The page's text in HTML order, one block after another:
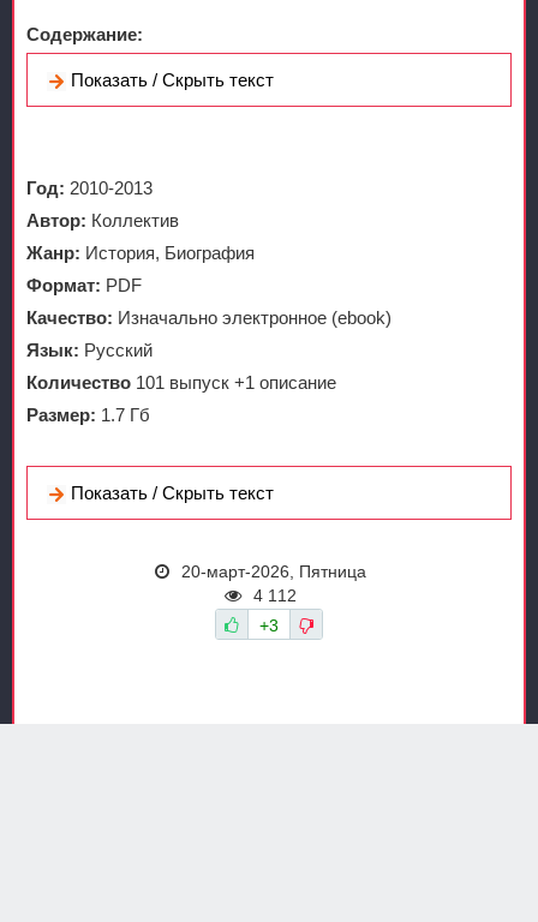
Содержание:
Показать / Скрыть текст
Год: 2010-2013
Автор: Коллектив
Жанр: История, Биография
Формат: PDF
Качество: Изначально электронное (ebook)
Язык: Русский
Количество 101 выпуск +1 описание
Размер: 1.7 Гб
Показать / Скрыть текст
20-март-2026, Пятница
4 112
+3